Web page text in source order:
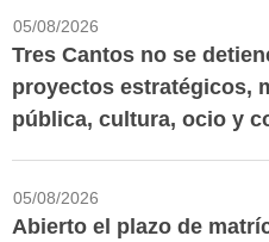
05/08/2026
Tres Cantos no se
proyectos estratégicos,
pública, cultura, ocio y
05/08/2026
Abierto el plazo de